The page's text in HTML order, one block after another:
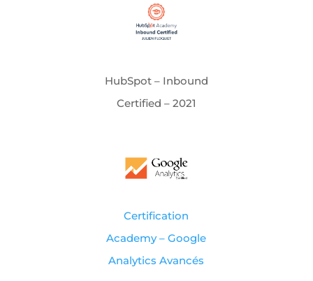
HubSpot – Inbound
Certified – 2021
Certification
Academy – Google
Analytics Avancés